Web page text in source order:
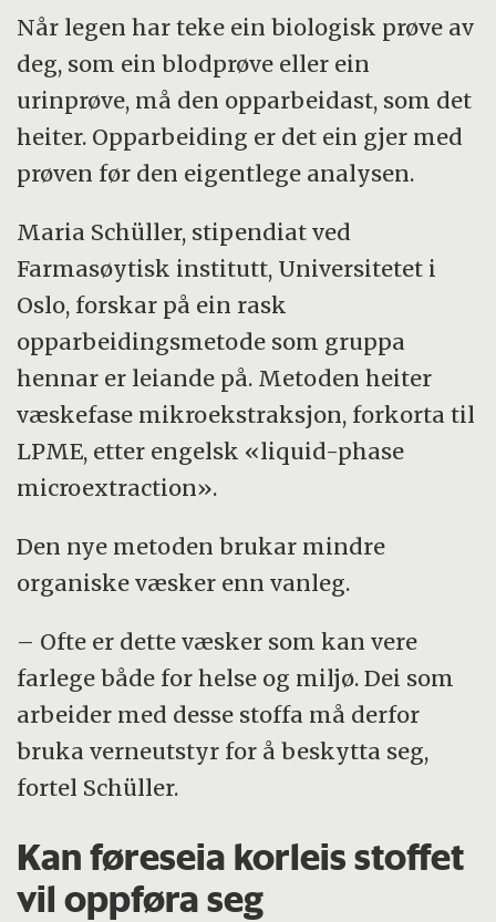
Når legen har teke ein biologisk prøve av
deg, som ein blodprøve eller ein
urinprøve, må den opparbeidast, som det
heiter. Opparbeiding er det ein gjer med
prøven før den eigentlege analysen.
Maria Schüller, stipendiat ved
Farmasøytisk institutt, Universitetet i
Oslo, forskar på ein rask
opparbeidingsmetode som gruppa
hennar er leiande på. Metoden heiter
væskefase mikroekstraksjon, forkorta til
LPME, etter engelsk «liquid-phase
microextraction».
Den nye metoden brukar mindre
organiske væsker enn vanleg.
– Ofte er dette væsker som kan vere
farlege både for helse og miljø. Dei som
arbeider med desse stoffa må derfor
bruka verneutstyr for å beskytta seg,
fortel Schüller.
Kan føreseia korleis stoffet
vil oppføra seg